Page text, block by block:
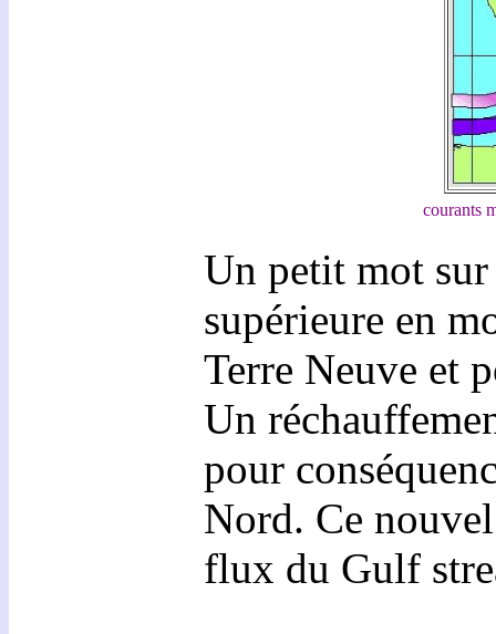
courants
Un petit mot sur
supérieure en
Terre Neuve et
Un
pour
Nord. Ce
flux du Gulf